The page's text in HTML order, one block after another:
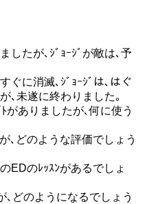
したが､ｼﾞｮｰｼﾞが敵は､予
ぐに消滅､ｼﾞｮｰｼﾞは､はぐ
､未遂に終わりました｡
がありましたが､何に使う
､どのような評価でしょう
EDのﾚｯｽﾝがあるでしょ
､どのようになるでしょう